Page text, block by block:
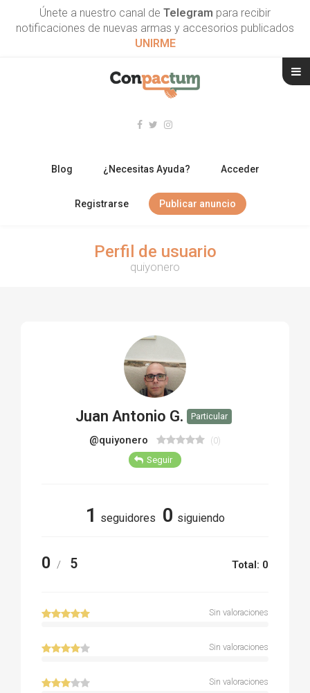
Únete a nuestro canal de Telegram para recibir
notificaciones de nuevas armas y accesorios publicados
UNIRME
Blog ¿Necesitas Ayuda? Acceder
Registrarse Publicar anuncio
ACCESORIOS
Perfil de usuario
quiyonero
Juan Antonio G. Particular
@quiyonero (0)
Seguir
1 seguidores 0 siguiendo
0 / 5 Total: 0
Sin valoraciones
Sin valoraciones
Sin valoraciones